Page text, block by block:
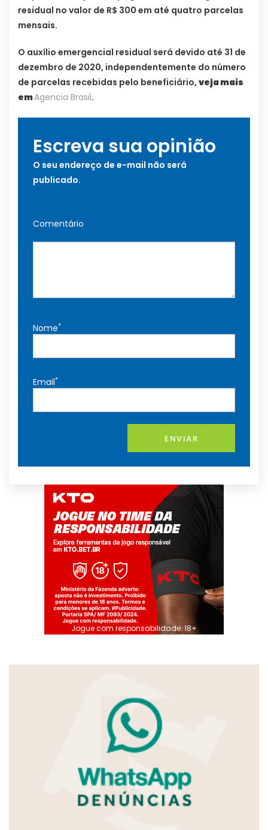
residual no valor de R$ 300 em até quatro parcelas
mensais.
O auxílio emergencial residual será devido até 31 de
dezembro de 2020, independentemente do número
de parcelas recebidas pelo beneficiário, veja mais
emAgencia Brasil.
Escreva sua opinião
O seu endereço de e-mail não será
publicado.
Comentário
Nome*
Email*
ENVIAR
Jogue com responsabilidade. 18+